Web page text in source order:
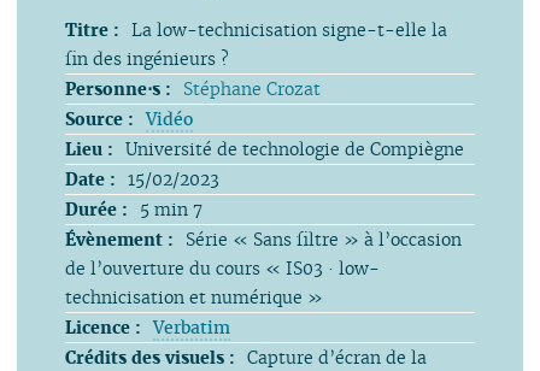
Titre : La low-technicisation signe-t-elle la
fin des ingénieurs ?
Personne⋅s :
Stéphane Crozat
Source : Vidéo
Lieu : Université de technologie de Compiègne
Date : 15/02/2023
Durée :
5 min 7
Évènement :
Série « Sans filtre » à l’occasion
de l’ouverture du cours « IS03 · low-
technicisation et numérique »
Licence : Verbatim
Crédits des visuels : Capture d’écran de la